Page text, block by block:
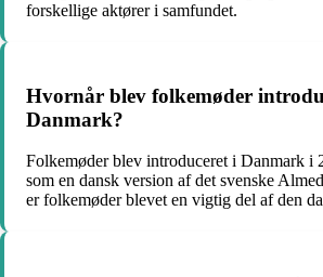
forskellige aktører i samfundet.
Hvornår blev folkemøder
Danmark?
Folkemøder blev introduceret i Danmark i
som en dansk version af det svenske
er folkemøder blevet en vigtig del af den